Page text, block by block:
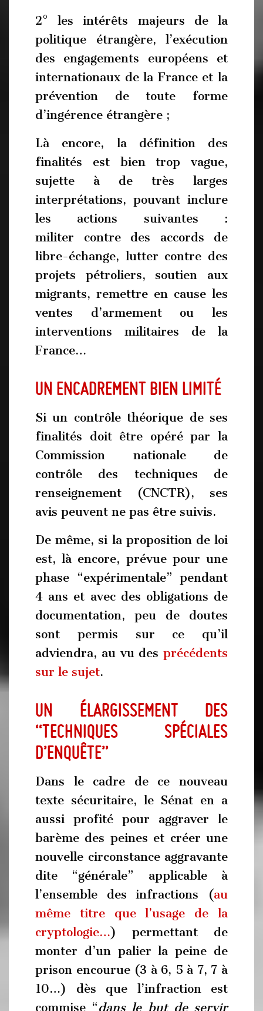
2° les intérêts majeurs de la
politique étrangère, l’exécution
des engagements européens et
internationaux de la France et la
prévention de toute forme
d’ingérence étrangère ;
Là encore, la définition des
finalités est bien trop vague,
sujette à de très larges
interprétations, pouvant inclure
les actions suivantes :
militer contre des accords de
libre-échange, lutter contre des
projets pétroliers, soutien aux
migrants, remettre en cause les
ventes d’armement ou les
interventions militaires de la
France…
Un encadrement bien limité
Si un contrôle théorique de ses
finalités doit être opéré par la
Commission nationale de
contrôle des techniques de
renseignement (CNCTR), ses
avis peuvent ne pas être suivis.
De même, si la proposition de loi
est, là encore, prévue pour une
phase “expérimentale” pendant
4 ans et avec des obligations de
documentation, peu de doutes
sont permis sur ce qu’il
adviendra, au vu des précédents
sur le sujet.
Un élargissement des
“techniques spéciales
d’enquête”
Dans le cadre de ce nouveau
texte sécuritaire, le Sénat en a
aussi profité pour aggraver le
barème des peines et créer une
nouvelle circonstance aggravante
dite “générale” applicable à
l’ensemble des infractions (au
même titre que l’usage de la
cryptologie…) permettant de
monter d’un palier la peine de
prison encourue (3 à 6, 5 à 7, 7 à
10…) dès que l’infraction est
commise “dans le but de servir